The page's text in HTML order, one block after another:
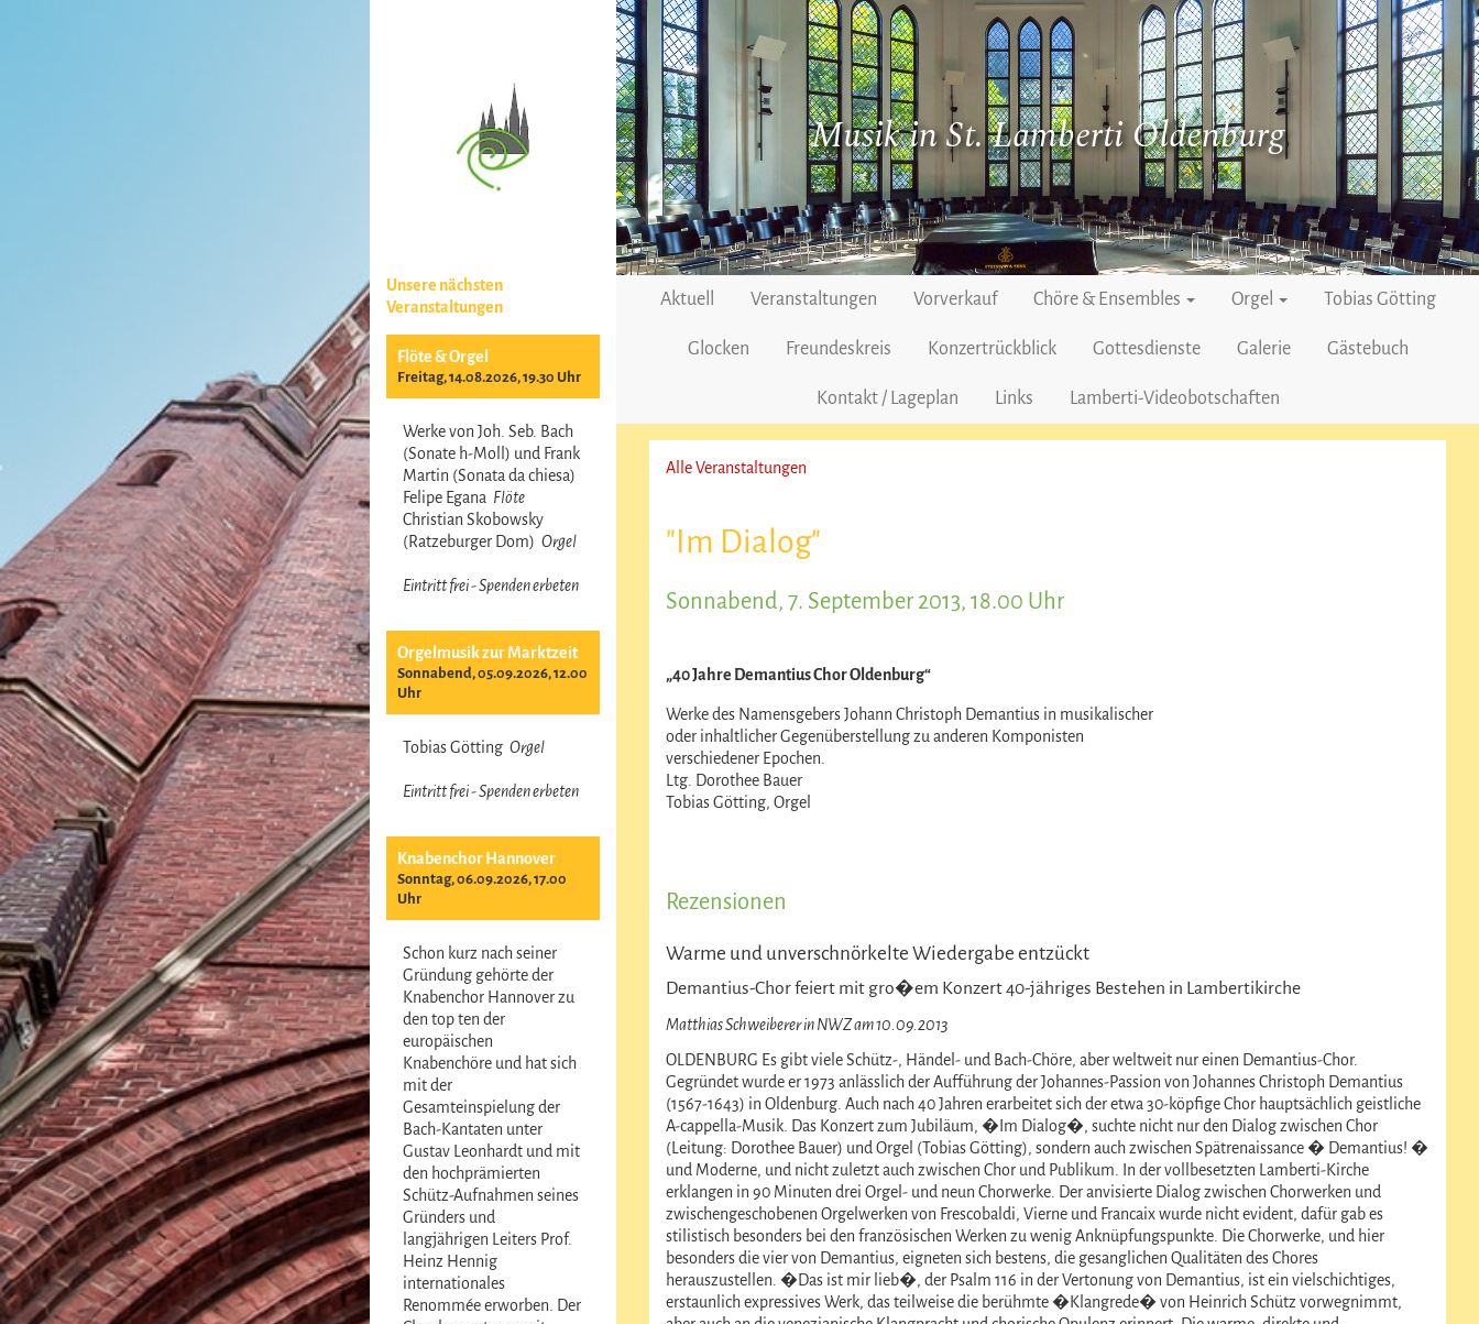
Unsere nächsten
Veranstaltungen
Flöte & Orgel
Freitag, 14.08.2026, 19.30 Uhr
Werke von Joh. Seb. Bach
(Sonate h-Moll) und Frank
Martin (Sonata da chiesa)
Felipe Egana Flöte
Christian Skobowsky
(Ratzeburger Dom) Orgel
Eintritt frei - Spenden erbeten
Orgelmusik zur Marktzeit
Sonnabend, 05.09.2026, 12.00
Uhr
Tobias Götting Orgel
Eintritt frei - Spenden erbeten
Knabenchor Hannover
Sonntag, 06.09.2026, 17.00
Uhr
Schon kurz nach seiner
Gründung gehörte der
Knabenchor Hannover zu
den top ten der
europäischen
Knabenchöre und hat sich
mit der
Gesamteinspielung der
Bach-Kantaten unter
Gustav Leonhardt und mit
den hochprämierten
Schütz-Aufnahmen seines
Gründers und
langjährigen Leiters Prof.
Heinz Hennig
internationales
Renommée erworben. Der
Musik in St. Lamberti Oldenburg
Aktuell Veranstaltungen Vorverkauf Chöre & Ensembles Orgel Tobias Götting
Glocken Freundeskreis Konzertrückblick Gottesdienste Galerie Gästebuch
Kontakt / Lageplan Links Lamberti-Videobotschaften
Alle Veranstaltungen
"Im Dialog"
Sonnabend, 7. September 2013, 18.00 Uhr
„40 Jahre Demantius Chor Oldenburg“
Werke des Namensgebers Johann Christoph Demantius in musikalischer
oder inhaltlicher Gegenüberstellung zu anderen Komponisten
verschiedener Epochen.
Ltg. Dorothee Bauer
Tobias Götting, Orgel
Rezensionen
Warme und unverschnörkelte Wiedergabe entzückt
Demantius-Chor feiert mit gro�em Konzert 40-jähriges Bestehen in Lambertikirche
Matthias Schweiberer in NWZ am 10.09.2013
OLDENBURG Es gibt viele Schütz-, Händel- und Bach-Chöre, aber weltweit nur einen Demantius-Chor.
Gegründet wurde er 1973 anlässlich der Aufführung der Johannes-Passion von Johannes Christoph Demantius
(1567-1643) in Oldenburg. Auch nach 40 Jahren erarbeitet sich der etwa 30-köpfige Chor hauptsächlich geistliche
A-cappella-Musik. Das Konzert zum Jubiläum, �Im Dialog�, suchte nicht nur den Dialog zwischen Chor
(Leitung: Dorothee Bauer) und Orgel (Tobias Götting), sondern auch zwischen Spätrenaissance � Demantius! �
und Moderne, und nicht zuletzt auch zwischen Chor und Publikum. In der vollbesetzten Lamberti-Kirche
erklangen in 90 Minuten drei Orgel- und neun Chorwerke. Der anvisierte Dialog zwischen Chorwerken und
zwischengeschobenen Orgelwerken von Frescobaldi, Vierne und Francaix wurde nicht evident, dafür gab es
stilistisch besonders bei den französischen Werken zu wenig Anknüpfungspunkte. Die Chorwerke, und hier
besonders die vier von Demantius, eigneten sich bestens, die gesanglichen Qualitäten des Chores
herauszustellen. �Das ist mir lieb�, der Psalm 116 in der Vertonung von Demantius, ist ein vielschichtiges,
erstaunlich expressives Werk, das teilweise die berühmte �Klangrede� von Heinrich Schütz vorwegnimmt,